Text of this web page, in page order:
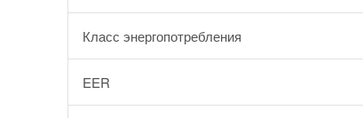
Класс энергопотребления
EER